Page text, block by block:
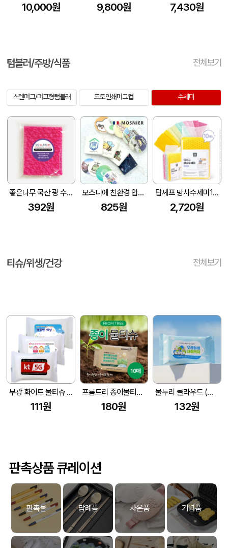
10,000원 9,800원 7,430원
텀블러/주방/식품 전체보기
스텐머그/머그형텀블러 포토인쇄머그컵 수세미
좋은나무 국산 광 수세미 1P
392원
모스니에 친환경 압축 수세미(국내제작)
825원
탑셰프 망사수세미10매(벌크)
2,720원
티슈/위생/건강 전체보기
무광 화이트 물티슈 (10매/15매/20매) (150*90mm)
111원
프롬트리 종이물티슈(종이포장재) 10매
180원
물누리 클라우드 (무광) 물티슈 10매/15매/20매
132원
판촉상품 큐레이션
판촉물 답례품 사은품 기념품